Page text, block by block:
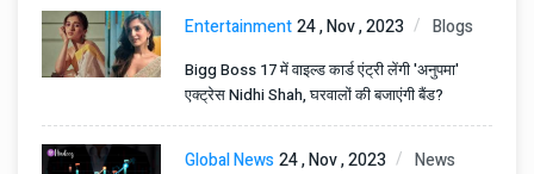
Entertainment24 , Nov , 2023 Blogs
Bigg Boss 17 में वाइल्ड कार्ड एंट्री लेंगी 'अनुपमा'
एक्ट्रेस Nidhi Shah, घरवालों की बजाएंगी बैंड?
Global News24 , Nov , 2023 News